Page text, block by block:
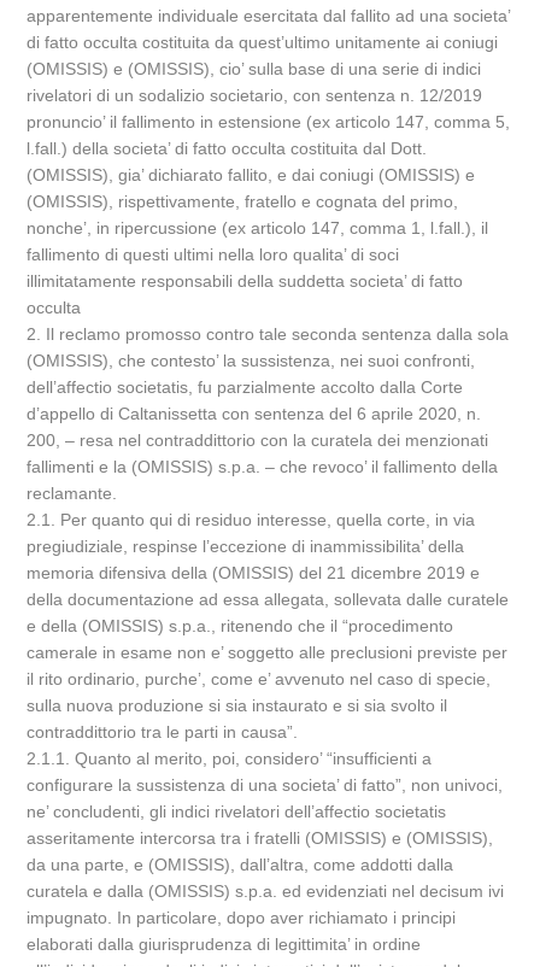
apparentemente individuale esercitata dal fallito ad una societa’
di fatto occulta costituita da quest’ultimo unitamente ai coniugi
(OMISSIS) e (OMISSIS), cio’ sulla base di una serie di indici
rivelatori di un sodalizio societario, con sentenza n. 12/2019
pronuncio’ il fallimento in estensione (ex articolo 147, comma 5,
l.fall.) della societa’ di fatto occulta costituita dal Dott.
(OMISSIS), gia’ dichiarato fallito, e dai coniugi (OMISSIS) e
(OMISSIS), rispettivamente, fratello e cognata del primo,
nonche’, in ripercussione (ex articolo 147, comma 1, l.fall.), il
fallimento di questi ultimi nella loro qualita’ di soci
illimitatamente responsabili della suddetta societa’ di fatto
occulta
2. Il reclamo promosso contro tale seconda sentenza dalla sola
(OMISSIS), che contesto’ la sussistenza, nei suoi confronti,
dell’affectio societatis, fu parzialmente accolto dalla Corte
d’appello di Caltanissetta con sentenza del 6 aprile 2020, n.
200, – resa nel contraddittorio con la curatela dei menzionati
fallimenti e la (OMISSIS) s.p.a. – che revoco’ il fallimento della
reclamante.
2.1. Per quanto qui di residuo interesse, quella corte, in via
pregiudiziale, respinse l’eccezione di inammissibilita’ della
memoria difensiva della (OMISSIS) del 21 dicembre 2019 e
della documentazione ad essa allegata, sollevata dalle curatele
e della (OMISSIS) s.p.a., ritenendo che il “procedimento
camerale in esame non e’ soggetto alle preclusioni previste per
il rito ordinario, purche’, come e’ avvenuto nel caso di specie,
sulla nuova produzione si sia instaurato e si sia svolto il
contraddittorio tra le parti in causa”.
2.1.1. Quanto al merito, poi, considero’ “insufficienti a
configurare la sussistenza di una societa’ di fatto”, non univoci,
ne’ concludenti, gli indici rivelatori dell’affectio societatis
asseritamente intercorsa tra i fratelli (OMISSIS) e (OMISSIS),
da una parte, e (OMISSIS), dall’altra, come addotti dalla
curatela e dalla (OMISSIS) s.p.a. ed evidenziati nel decisum ivi
impugnato. In particolare, dopo aver richiamato i principi
elaborati dalla giurisprudenza di legittimita’ in ordine